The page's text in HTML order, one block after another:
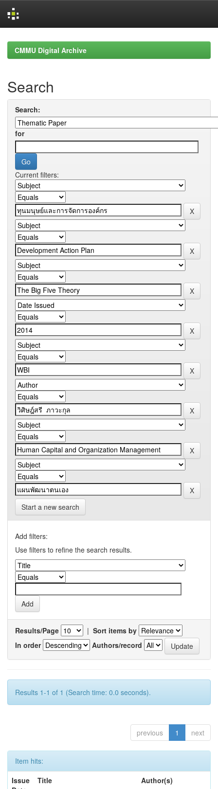
navigationCMMU Digital Archive
Search
Search:
for
Current filters:
Start a new search
Add filters:
Use filters to refine the search results.
Results/Page | Sort items by
In order
Authors/record
Results 1-1 of 1 (Search time: 0.0 seconds).
previous 1 next
Item hits:
Issue
Title Author(s)